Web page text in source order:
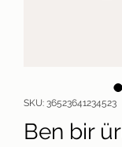
SKU: 36523641234523
Ben bir